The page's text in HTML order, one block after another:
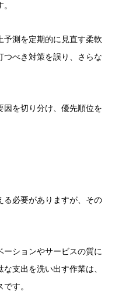
予測を定期的に見直す柔軟
つべき対策を誤り、さらな
因を切り分け、優先順位を
る必要がありますが、その
ションやサービスの質に
支出を洗い出す作業は、
す。